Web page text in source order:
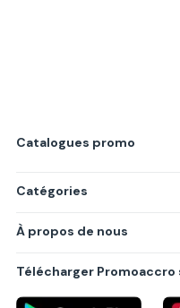
Catalogues promo
Catégories
Produits
Villes principales
À propos de nous
Politique de confidentialité
Règlements
Télécharger Promoaccro